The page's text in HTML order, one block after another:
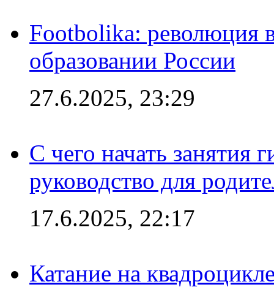
Footbolika: революция
образовании России
27.6.2025, 23:29
С чего начать занятия
руководство для
17.6.2025, 22:17
Катание на